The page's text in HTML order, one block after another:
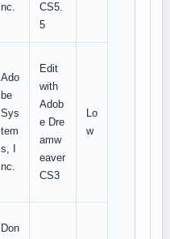
nc.
CS5.
5
Ado
be
Sys
tem
s, I
nc.
Edit
with
Adob
e Dre
amw
eaver
CS3
Lo
w
Don